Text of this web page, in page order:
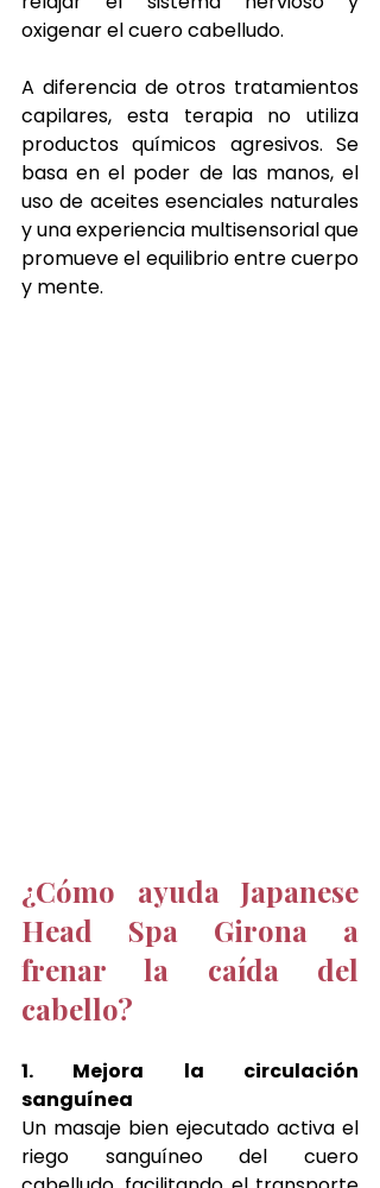
oxigenar el cuero cabelludo.
A diferencia de otros tratamientos
capilares, esta terapia no utiliza
productos químicos agresivos. Se
basa en el poder de las manos, el
uso de aceites esenciales naturales
y una experiencia multisensorial que
promueve el equilibrio entre cuerpo
y mente.
¿Cómo ayuda Japanese
Head Spa Girona a
frenar la caída del
cabello?
1. Mejora la circulación
sanguínea
Un masaje bien ejecutado activa el
riego sanguíneo del cuero